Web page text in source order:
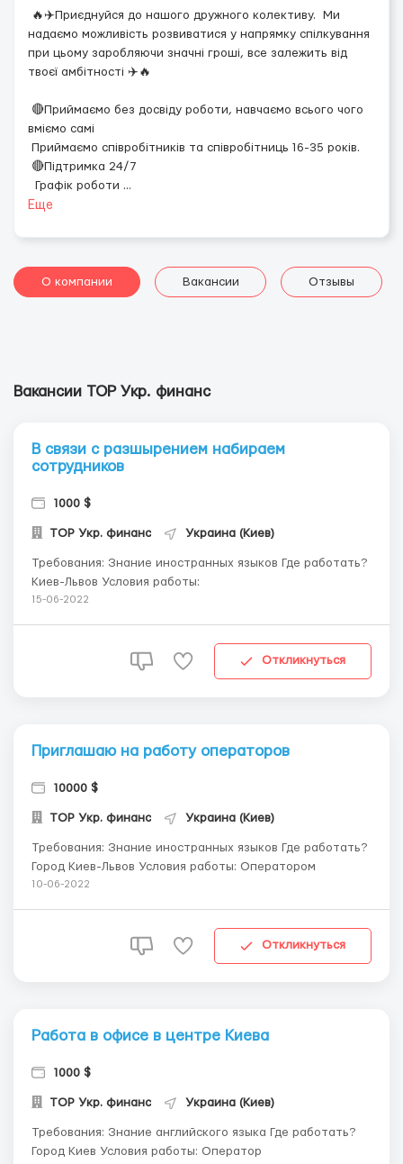
🔥✈️Приєднуйся до нашого дружного колективу. Ми
надаємо можливість розвиватися у напрямку спілкування
при цьому заробляючи значні гроші, все залежить від
твоєї амбітності ✈️🔥
🔴Приймаємо без досвіду роботи, навчаємо всього чого
вміємо самі
Приймаємо співробітників та співробітниць 16-35 років.
🔴Підтримка 24/7
Графік роботи ...
Еще
О компании Вакансии Отзывы
Вакансии ТОР Укр. финанс
В связи с разшырением набираем
сотрудников
1000 $
ТОР Укр. финанс Украина (Киев)
Требования: Знание иностранных языков Где работать?
Киев-Львов Условия работы:
15-06-2022
Откликнуться
Приглашаю на работу операторов
10000 $
ТОР Укр. финанс Украина (Киев)
Требования: Знание иностранных языков Где работать?
Город Киев-Львов Условия работы: Оператором
10-06-2022
Откликнуться
Работа в офисе в центре Киева
1000 $
ТОР Укр. финанс Украина (Киев)
Требования: Знание английского языка Где работать?
Город Киев Условия работы: Оператор